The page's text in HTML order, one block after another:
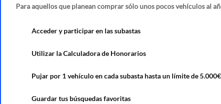
Para aquellos que planean comprar sólo unos pocos vehículos al
Acceder y participar en las subastas
Utilizar la Calculadora de Honorarios
Pujar por 1 vehículo en cada subasta hasta un límite de 5.000€
Guardar tus búsquedas favoritas